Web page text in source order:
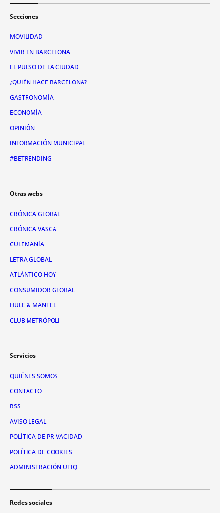
Secciones
MOVILIDAD
VIVIR EN BARCELONA
EL PULSO DE LA CIUDAD
¿QUIÉN HACE BARCELONA?
GASTRONOMÍA
ECONOMÍA
OPINIÓN
INFORMACIÓN MUNICIPAL
#BETRENDING
Otras webs
CRÓNICA GLOBAL
CRÓNICA VASCA
CULEMANÍA
LETRA GLOBAL
ATLÁNTICO HOY
CONSUMIDOR GLOBAL
HULE & MANTEL
CLUB METRÓPOLI
Servicios
QUIÉNES SOMOS
CONTACTO
RSS
AVISO LEGAL
POLÍTICA DE PRIVACIDAD
POLÍTICA DE COOKIES
ADMINISTRACIÓN UTIQ
Redes sociales